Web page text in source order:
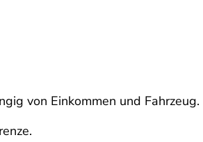
von Einkommen und Fahrzeug.